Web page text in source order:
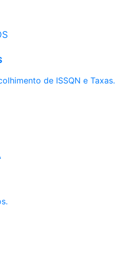
de ISSQN e Taxas.